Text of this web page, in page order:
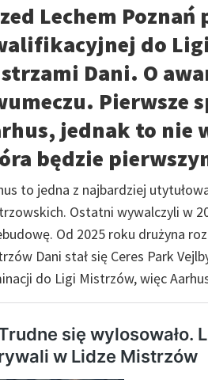
Lechem
do Ligi
Dani. O
Pierwsze
jednak to nie
będzie
to jedna z najbardziej
Ostatni wywalczyli w
Od 2025 roku drużyna
Dani stał się Ceres Park
do Ligi Mistrzów, więc